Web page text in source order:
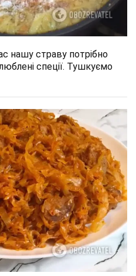
нашу страву потрібно
спеції. Тушкуємо